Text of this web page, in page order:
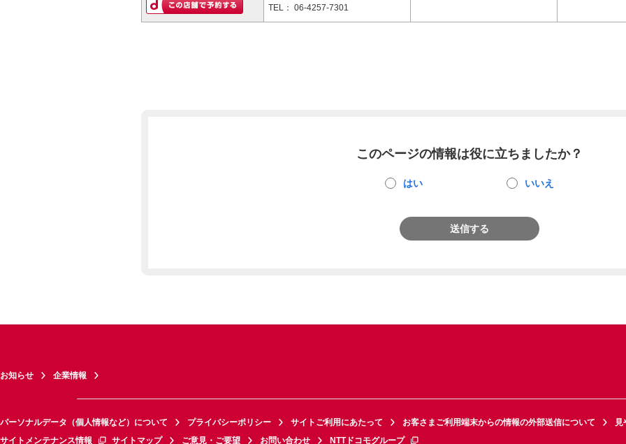
TEL： 06-4257-7301
このページの情報は役に立ちましたか？
はい いいえ
送信する
お知らせ 企業情報
パーソナルデータ（個人情報など）について プライバシーポリシー サイトご利用にあたって お客さまご利用端末からの情報の外部送信について
見
サイトメンテナンス情報
サイトマップ ご意見・ご要望 お問い合わせ NTTドコモグループ